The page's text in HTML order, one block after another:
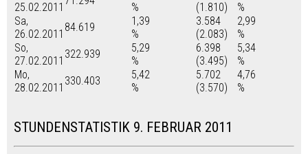
25.02.2011
%
(1.810)
%
Sa,
26.02.2011
84.619
1,39
%
3.584
(2.083)
2,99
%
So,
27.02.2011
322.939
5,29
%
6.398
(3.495)
5,34
%
Mo,
28.02.2011
330.403
5,42
%
5.702
(3.570)
4,76
%
STUNDENSTATISTIK 9. FEBRUAR 2011